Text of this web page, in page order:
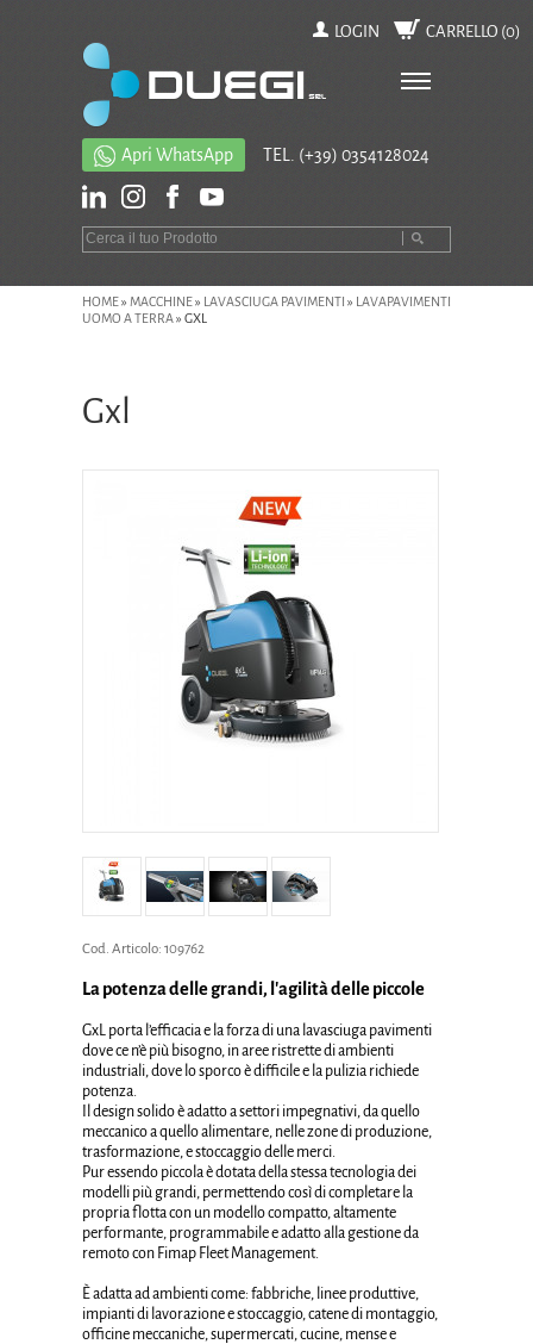
LOGIN CARRELLO (0)
Apri WhatsApp TEL. (+39) 0354128024
HOME» MACCHINE» LAVASCIUGA PAVIMENTI »
LAVAPAVIMENTI
UOMO A TERRA» GXL
Gxl
Cod. Articolo: 109762
La potenza delle grandi, l'agilità delle piccole
GxL porta l’efficacia e la forza di una lavasciuga pavimenti
dove ce n’è più bisogno, in aree ristrette di ambienti
industriali, dove lo sporco è difficile e la pulizia richiede
potenza.
Il design solido è adatto a settori impegnativi, da quello
meccanico a quello alimentare, nelle zone di produzione,
trasformazione, e stoccaggio delle merci.
Pur essendo piccola è dotata della stessa tecnologia dei
modelli più grandi, permettendo così di completare la
propria flotta con un modello compatto, altamente
performante, programmabile e adatto alla gestione da
remoto con Fimap Fleet Management.
È adatta ad ambienti come: fabbriche, linee produttive,
impianti di lavorazione e stoccaggio, catene di montaggio,
officine meccaniche, supermercati, cucine, mense e